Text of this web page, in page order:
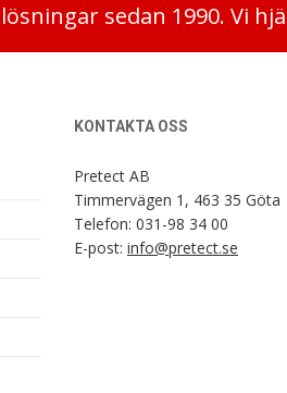
sedan 1990. Vi
KONTAKTA OSS
Pretect AB
Timmervägen 1, 463 35 Göta
Telefon: 031-98 34 00
E-post: info@pretect.se